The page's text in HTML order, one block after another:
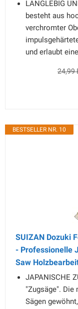
LANGLEBIG
besteht aus
verchromter
und erlaubt
24,99
BESTSELLER NR. 10
SUIZAN Dozuki
- Professionelle
Saw
JAPANISCHE
"Zugsäge".
Sägen